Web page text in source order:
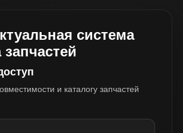
система
и каталогу запчастей